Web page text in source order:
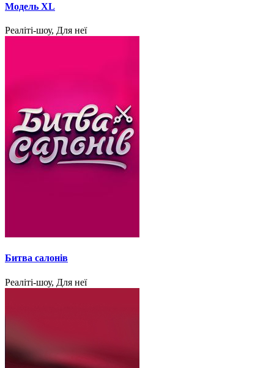
Модель XL
Реаліті-шоу, Для неї
Битва салонів
Реаліті-шоу, Для неї